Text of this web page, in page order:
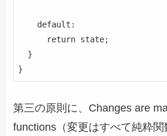
第三の原則に、Changes are
functions（変更はすべて純粋